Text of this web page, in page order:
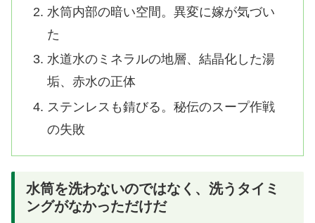
水筒内部の暗い空間。異変に嫁が気づい
た
水道水のミネラルの地層、結晶化した湯
垢、赤水の正体
ステンレスも錆びる。秘伝のスープ作戦
の失敗
水筒を洗わないのではなく、洗うタイミ
ングがなかっただけだ